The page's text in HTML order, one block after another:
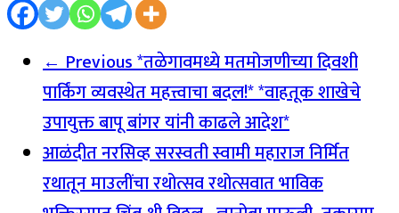
← Previous*तळेगावमध्ये मतमोजणीच्या दिवशी
पार्किंग व्यवस्थेत महत्त्वाचा बदल!* *वाहतूक शाखेचे
उपायुक्त बापू बांगर यांनी काढले आदेश*
आळंदीत नरसिव्ह सरस्वती स्वामी महाराज निर्मित
रथातून माउलींचा रथोत्सव रथोत्सवात भाविक